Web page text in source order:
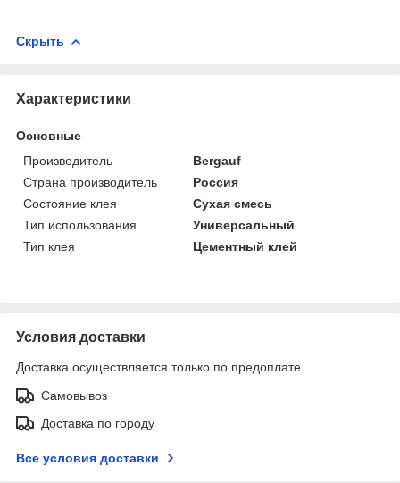
Скрыть
Характеристики
Основные
Производитель
Bergauf
Страна производитель
Россия
Состояние клея
Сухая смесь
Тип использования
Универсальный
Тип клея
Цементный клей
Условия доставки
Доставка осуществляется только по предоплате.
Самовывоз
Доставка по городу
Все условия доставки